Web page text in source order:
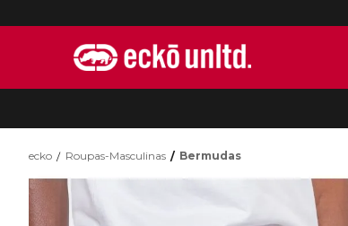
ecko Roupas-Masculinas Bermudas